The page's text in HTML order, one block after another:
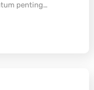
penting…